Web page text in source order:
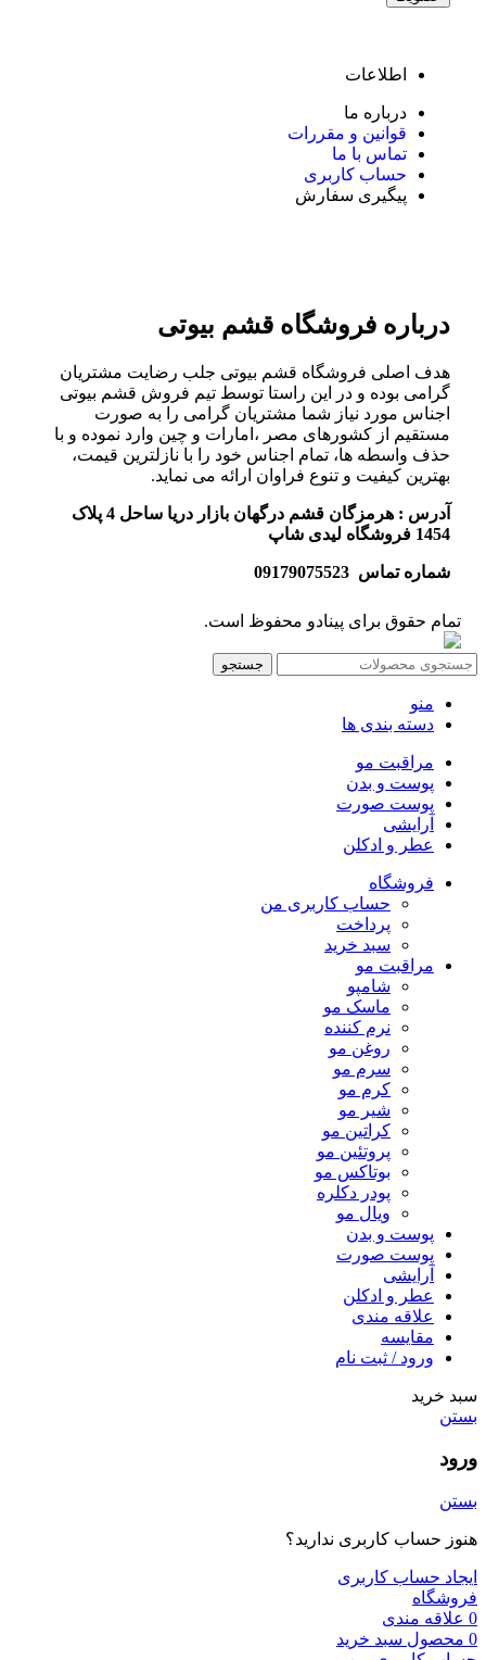
اطلاعات
درباره ما
قوانین و مقررات
تماس با ما
حساب کاربری
پیگیری سفارش
درباره فروشگاه قشم بیوتی
هدف اصلی فروشگاه قشم بیوتی جلب رضایت مشتریان
گرامی بوده و در این راستا توسط تیم فروش قشم بیوتی
اجناس مورد نیاز شما مشتریان گرامی را به صورت
مستقیم از کشورهای مصر ،امارات و چین وارد نموده و با
حذف واسطه ها، تمام اجناس خود را با نازلترین قیمت،
بهترین کیفیت و تنوع فراوان ارائه می نماید.
آدرس : هرمزگان قشم درگهان بازار دریا ساحل 4 پلاک
1454 فروشگاه لیدی شاپ
شماره تماس 09179075523
تمام حقوق برای پینادو محفوظ است.
جستجو
منو
دسته بندی ها
مراقبت مو
پوست و بدن
پوست صورت
آرایشی
عطر و ادکلن
فروشگاه
حساب کاربری من
پرداخت
سبد خرید
مراقبت مو
شامپو
ماسک مو
نرم کننده
روغن مو
سرم مو
کرم مو
شیر مو
کراتین مو
پروتئین مو
بوتاکس مو
پودر دکلره
ویال مو
پوست و بدن
پوست صورت
آرایشی
عطر و ادکلن
علاقه مندی
مقایسه
ورود / ثبت نام
سبد خرید
بستن
ورود
بستن
هنوز حساب کاربری ندارید؟
ایجاد حساب کاربری
فروشگاه
0 علاقه مندی
0 محصول سبد خرید